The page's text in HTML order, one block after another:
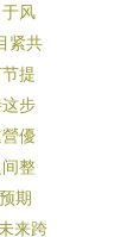
风
紧共
提
步
優
整
期
来跨